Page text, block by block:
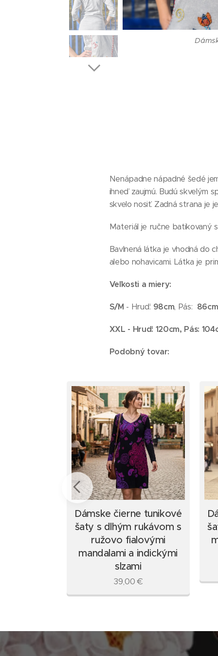
Nenápadne nápadné šedé
ihneď zaujmú. Budú skvelým
skvelo nosiť. Zadná strana je
Materiál je ručne batikovaný
Bavlnená látka je vhodná do
alebo nohavicami. Látka je
Veľkosti a miery:
S/M - Hruď: 98cm, Pás: 86cm
XXL - Hruď: 120cm, Pás:
Podobný tovar:
Dámske čierne tunikové
šaty s dlhým rukávom s
ružovo fialovými
mandalami a indickými
slzami
39,00€